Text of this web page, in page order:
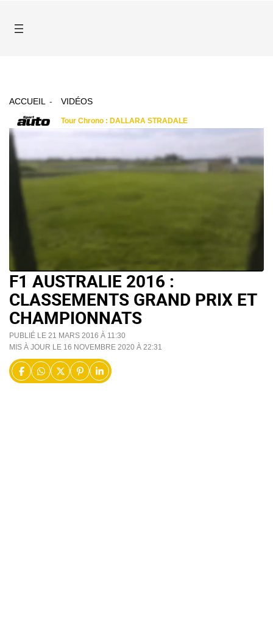
ACCUEIL VIDÉOS
F1 AUSTRALIE 2016 :
CLASSEMENTS GRAND PRIX ET
CHAMPIONNATS
PUBLIÉ LE 21 MARS 2016 À 11:30
MIS À JOUR LE 16 NOVEMBRE 2020 À 22:31